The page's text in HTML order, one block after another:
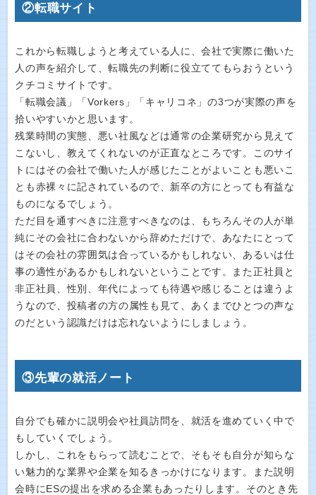
②転職サイト
これから転職しようと考えている人に、会社で実際に働いた
人の声を紹介して、転職先の判断に役立ててもらおうという
クチコミサイトです。
「転職会議」「Vorkers」「キャリコネ」の3つが実際の声を
拾いやすいかと思います。
残業時間の実態、悪い社風などは通常の企業研究から見えて
こないし、教えてくれないのが正直なところです。このサイ
トにはその会社で働いた人が感じたことがよいことも悪いこ
とも赤裸々に記されているので、新卒の方にとっても有益な
ものになるでしょう。
ただ目を通すべきに注意すべきなのは、もちろんその人が単
純にその会社に合わないから辞めただけで、あなたにとって
はその会社の雰囲気は合っているかもしれない、あるいは仕
事の適性があるかもしれないということです。また正社員と
非正社員、性別、年代によっても待遇や感じることは違うよ
うなので、投稿者の方の属性も見て、あくまでひとつの声な
のだという認識だけは忘れないようにしましょう。
③先輩の就活ノート
自分でも確かに説明会や社員訪問を、就活を進めていく中で
もしていくでしょう。
しかし、これをもらって読むことで、そもそも自分が知らな
い魅力的な業界や企業を知るきっかけになります。また説明
会時にESの提出を求める企業もあったりします。そのとき先